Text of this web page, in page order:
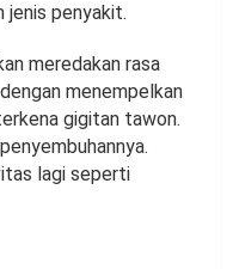
jenis penyakit.
meredakan rasa
menempelkan
gigitan tawon.
lagi seperti